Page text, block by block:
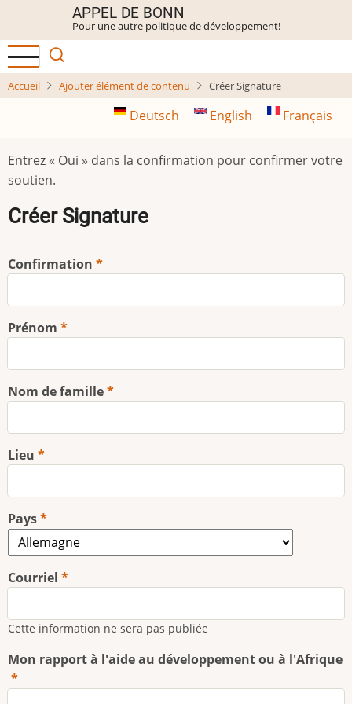
contenu
principal
APPEL DE BONN
Pour une autre politique de développement!
Accueil Ajouter élément de contenu Créer Signature
Deutsch English Français
Entrez « Oui » dans la confirmation pour confirmer votre
soutien.
Créer Signature
Confirmation
Prénom
Nom de famille
Lieu
Pays
Courriel
Cette information ne sera pas publiée
Mon rapport à l'aide au développement ou à l'Afrique